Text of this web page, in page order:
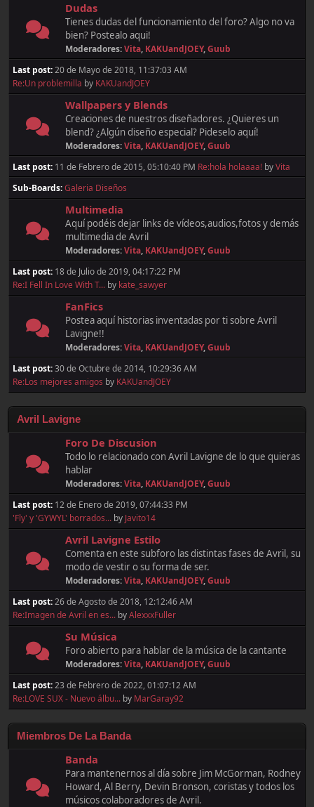
Dudas
Tienes dudas del funcionamiento del foro? Algo no va
bien? Postealo aqui!
Moderadores:Vita, KAKUandJOEY,Guub
Last post:20 de Mayo de 2018, 11:37:03 AM
Re:Un problemilla by KAKUandJOEY
Wallpapers y Blends
Creaciones de nuestros diseñadores. ¿Quieres un
blend? ¿Algún diseño especial? Pideselo aquí!
Moderadores:Vita, KAKUandJOEY,Guub
Last post: 11 de Febrero de 2015, 05:10:40 PM Re:hola holaaaa! byVita
Sub-Boards Galeria Diseños
Multimedia
Aquí podéis dejar links de vídeos,audios,fotos y demás
multimedia de Avril
Moderadores:Vita, KAKUandJOEY,Guub
Last post: 18 de Julio de 2019, 04:17:22 PM
Re:I Fell In Love With T... by kate_sawyer
FanFics
Postea aquí historias inventadas por ti sobre Avril
Lavigne!!
Moderadores:Vita, KAKUandJOEY,Guub
Last post:30 de Octubre de 2014, 10:29:36 AM
Re:Los mejores amigos by KAKUandJOEY
Avril Lavigne
Foro De Discusion
Todo lo relacionado con Avril Lavigne de lo que quieras
hablar
Moderadores:Vita, KAKUandJOEY,Guub
Last post: 12 de Enero de 2019, 07:44:33 PM
'Fly' y 'GYWYL' borrados... by Javito14
Avril Lavigne Estilo
Comenta en este subforo las distintas fases de Avril, su
modo de vestir o su forma de ser.
Moderadores:Vita, KAKUandJOEY,Guub
Last post:26 de Agosto de 2018, 12:12:46 AM
Re:Imagen de Avril en es... byAlexxxFuller
Su Música
Foro abierto para hablar de la música de la cantante
Moderadores:Vita, KAKUandJOEY,Guub
Last post:23 de Febrero de 2022, 01:07:12 AM
Re:LOVE SUX - Nuevo álbu... by MarGaray92
Miembros De La Banda
Banda
Para mantenernos al día sobre Jim McGorman, Rodney
Howard, Al Berry, Devin Bronson, coristas y todos los
músicos colaboradores de Avril.